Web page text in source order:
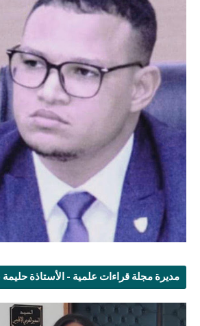
مديرة مجلة قراءات علمية - الأستاذة